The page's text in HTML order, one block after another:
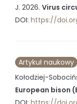
J. 2026. Virus
DOI: https://
Artykuł naukowy
Kołodziej-
European bison